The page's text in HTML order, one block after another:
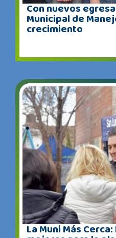
Con nuevos
Municipal de
crecimiento
La Muni Más